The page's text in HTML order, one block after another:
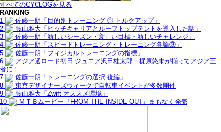
すべてのCYCLOGを見る
RANKING
1
佐藤一朗「目的別トレーニング ① トルクアップ」
2
腰山雅大「ヒッチキャリアとルーフトップテントを導入した話」
3
佐藤一朗「新しいシーズン・新しい目標・新しいチャレンジ」
4
佐藤一朗「スピードトレーニング・トレーニング各論③」
5
佐藤一朗「フィジカルトレーニングの指標」
6
アジア選ロード初日 ジュニア沢田桂太郎・梶原悠未が揃ってアジア王
者に！
7
佐藤一朗「トレーニングの選択 後編」
8
東京デザイナーズウィークで自転車イベントが多数開催
9
腰山雅大「Zwift オススメ環境」
10
ＭＴＢムービー『FROM THE INSIDE OUT』まもなく発売